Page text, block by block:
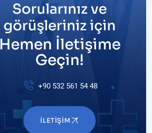
Sorularınız ve
görüşleriniz için
Hemen İletişime
Geçin!
+90 532 561 54 48
İLETIŞIM